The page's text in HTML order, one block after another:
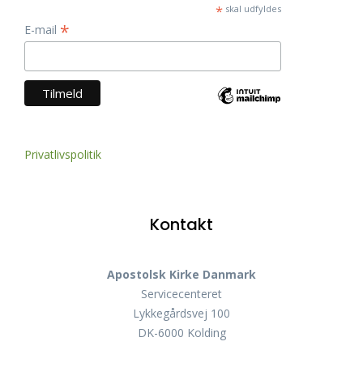
*skal udfyldes
E-mail *
Privatlivspolitik
Kontakt
Apostolsk Kirke Danmark
Servicecenteret
Lykkegårdsvej 100
DK-6000 Kolding